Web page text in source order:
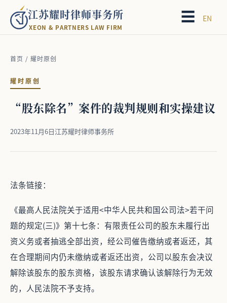
江苏耀时律师事务所
XEON & PARTNERS LAW FIRM
☰ EN
首页 / 耀时原创
耀时原创
“股东除名”案件的裁判规则和实操建议
2023年11月6日江苏耀时律师事务所
法条链接：
《最高人民法院关于适用<中华人民共和国公司法>若干问
题的规定(三)》第十七条：有限责任公司的股东未履行出
资义务或者抽逃全部出资，经公司催告缴纳或者返还，其
在合理期间内仍未缴纳或者返还出资，公司以股东会决议
解除该股东的股东资格，该股东请求确认该解除行为无效
的，人民法院不予支持。